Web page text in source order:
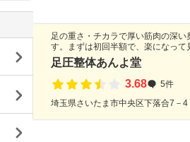
足の重さ・チカラで厚い筋肉の深い
す。まずは初回半額で、楽になって
足圧整体あんよ堂
3.68
5件
埼玉県さいたま市中央区下落合7－4